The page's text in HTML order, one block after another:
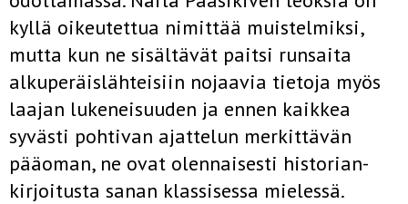
kyllä oikeutettua nimittää muistelmiksi,
mutta kun ne sisältävät paitsi runsaita
alkuperäislähteisiin nojaavia tietoja myös
laajan lukeneisuuden ja ennen kaikkea
syvästi pohtivan ajattelun merkittävän
pääoman, ne ovat olennaisesti historian­
kirjoitusta sanan klassisessa mielessä.